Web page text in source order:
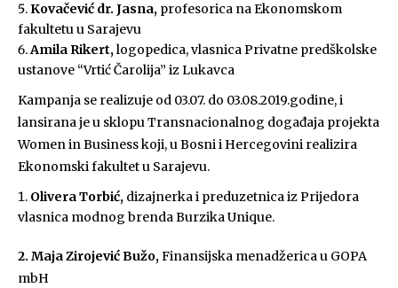
Kovačević dr. Jasna, profesorica na Ekonomskom
fakultetu u Sarajevu
Amila Rikert,logopedica, vlasnica Privatne predškolske
ustanove “Vrtić Čarolija” iz Lukavca
Kampanja se realizuje od 03.07. do 03.08.2019.godine, i
lansirana je u sklopu Transnacionalnog događaja projekta
Women in Business koji, u Bosni i Hercegovini realizira
Ekonomski fakultet u Sarajevu.
Olivera Torbić, dizajnerka i preduzetnica iz Prijedora
vlasnica modnog brenda Burzika Unique.
2. Maja Zirojević Bužo,Finansijska menadžerica u GOPA
mbH